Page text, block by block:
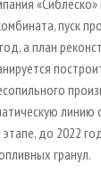
«Сиблеско»
пуск
а план
линию
до 2022
гранул.